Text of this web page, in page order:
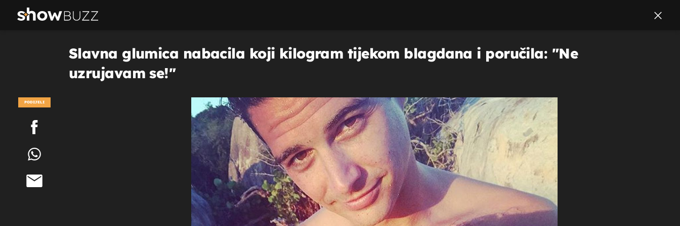
Slavna glumica nabacila koji kilogram tijekom blagdana i poručila: "Ne
uzrujavam se!"
PODIJELI